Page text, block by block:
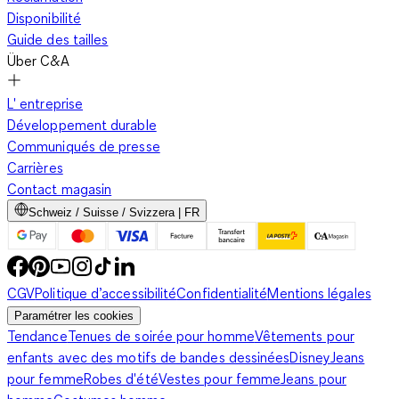
Disponibilité
Guide des tailles
Über C&A
L' entreprise
Développement durable
Communiqués de presse
Carrières
Contact magasin
Schweiz / Suisse / Svizzera | FR
CGVPolitique d’accessibilitéConfidentialitéMentions légales
Paramétrer les cookies
TendanceTenues de soirée pour hommeVêtements pour
enfants avec des motifs de bandes dessinéesDisneyJeans
pour femmeRobes d'étéVestes pour femmeJeans pour